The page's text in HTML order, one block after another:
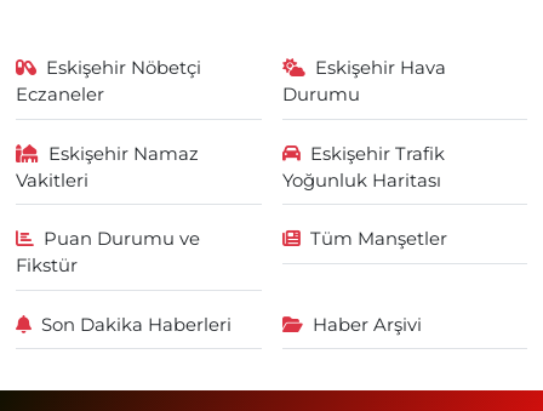
Eskişehir Nöbetçi
Eczaneler
Eskişehir Hava
Durumu
Eskişehir Namaz
Vakitleri
Eskişehir Trafik
Yoğunluk Haritası
Puan Durumu ve
Fikstür
Tüm Manşetler
Son Dakika Haberleri Haber Arşivi